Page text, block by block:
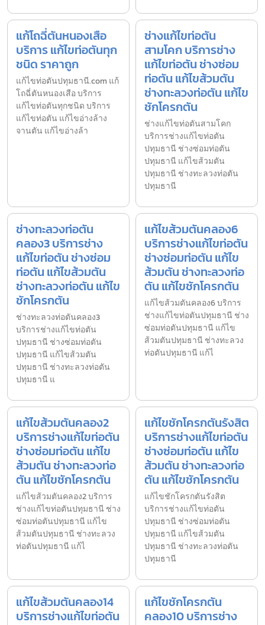
แก้โถฉี่ตันหนองเสือ
บริการ แก้ไขท่อตันทุก
ชนิด ราคาถูก
แก้ไขท่อตันปทุมธานี.com แก้
โถฉี่ตันหนองเสือ บริการ
แก้ไขท่อตันทุกชนิด บริการ
แก้ไขท่อตัน แก้ไขอ่างล้าง
จานตัน แก้ไขอ่างล้า
ช่างแก้ไขท่อตัน
สามโคก บริการช่าง
แก้ไขท่อตัน ช่างซ่อม
ท่อตัน แก้ไขส้วมตัน
ช่างทะลวงท่อตัน แก้ไข
ชักโครกตัน
ช่างแก้ไขท่อตันสามโคก
บริการช่างแก้ไขท่อตัน
ปทุมธานี ช่างซ่อมท่อตัน
ปทุมธานี แก้ไขส้วมตัน
ปทุมธานี ช่างทะลวงท่อตัน
ปทุมธานี
ช่างทะลวงท่อตัน
คลอง3 บริการช่าง
แก้ไขท่อตัน ช่างซ่อม
ท่อตัน แก้ไขส้วมตัน
ช่างทะลวงท่อตัน แก้ไข
ชักโครกตัน
ช่างทะลวงท่อตันคลอง3
บริการช่างแก้ไขท่อตัน
ปทุมธานี ช่างซ่อมท่อตัน
ปทุมธานี แก้ไขส้วมตัน
ปทุมธานี ช่างทะลวงท่อตัน
ปทุมธานี แ
แก้ไขส้วมตันคลอง6
บริการช่างแก้ไขท่อตัน
ช่างซ่อมท่อตัน แก้ไข
ส้วมตัน ช่างทะลวงท่อ
ตัน แก้ไขชักโครกตัน
แก้ไขส้วมตันคลอง6 บริการ
ช่างแก้ไขท่อตันปทุมธานี ช่าง
ซ่อมท่อตันปทุมธานี แก้ไข
ส้วมตันปทุมธานี ช่างทะลวง
ท่อตันปทุมธานี แก้ไ
แก้ไขส้วมตันคลอง2
บริการช่างแก้ไขท่อตัน
ช่างซ่อมท่อตัน แก้ไข
ส้วมตัน ช่างทะลวงท่อ
ตัน แก้ไขชักโครกตัน
แก้ไขส้วมตันคลอง2 บริการ
ช่างแก้ไขท่อตันปทุมธานี ช่าง
ซ่อมท่อตันปทุมธานี แก้ไข
ส้วมตันปทุมธานี ช่างทะลวง
ท่อตันปทุมธานี แก้ไ
แก้ไขชักโครกตันรังสิต
บริการช่างแก้ไขท่อตัน
ช่างซ่อมท่อตัน แก้ไข
ส้วมตัน ช่างทะลวงท่อ
ตัน แก้ไขชักโครกตัน
แก้ไขชักโครกตันรังสิต
บริการช่างแก้ไขท่อตัน
ปทุมธานี ช่างซ่อมท่อตัน
ปทุมธานี แก้ไขส้วมตัน
ปทุมธานี ช่างทะลวงท่อตัน
ปทุมธานี
แก้ไขส้วมตันคลอง14
บริการช่างแก้ไขท่อตัน
แก้ไขชักโครกตัน
คลอง10 บริการช่าง